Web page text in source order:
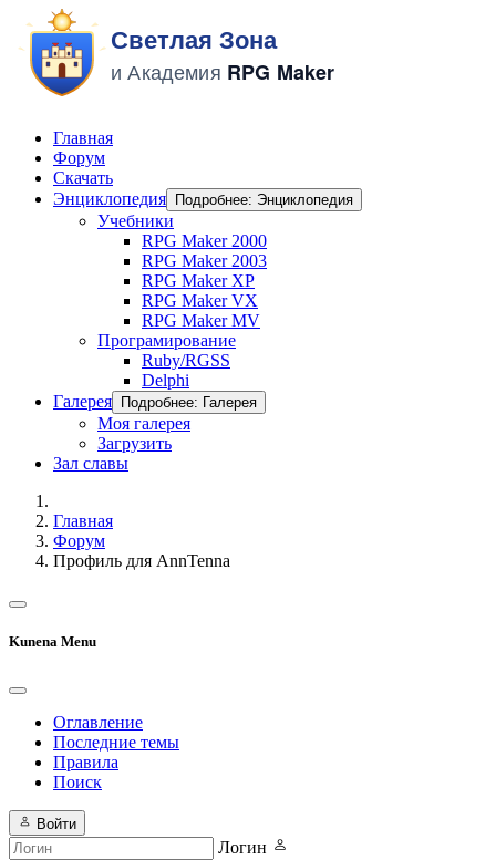
Главная
Форум
Скачать
Энциклопедия
Подробнее: Энциклопедия
Учебники
RPG Maker 2000
RPG Maker 2003
RPG Maker XP
RPG Maker VX
RPG Maker MV
Програмирование
Ruby/RGSS
Delphi
Галерея
Подробнее: Галерея
Моя галерея
Загрузить
Зал славы
Главная
Форум
Профиль для AnnTenna
Kunena Menu
Оглавление
Последние темы
Правила
Поиск
Войти
Логин